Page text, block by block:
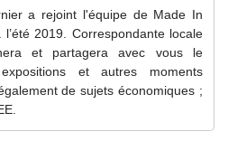
a rejoint l'équipe de Made In
l’été 2019. Correspondante locale
et partagera avec vous le
et autres moments
de sujets économiques ;